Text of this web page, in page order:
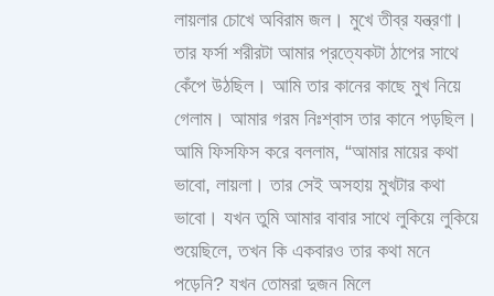
লায়লার চোখে অবিরাম জল। মুখে তীব্র যন্ত্রণা।
তার ফর্সা শরীরটা আমার প্রত্যেকটা ঠাপের সাথে
কেঁপে উঠছিল। আমি তার কানের কাছে মুখ নিয়ে
গেলাম। আমার গরম নিঃশ্বাস তার কানে পড়ছিল।
আমি ফিসফিস করে বললাম, “আমার মায়ের কথা
ভাবো, লায়লা। তার সেই অসহায় মুখটার কথা
ভাবো। যখন তুমি আমার বাবার সাথে লুকিয়ে লুকিয়ে
শুয়েছিলে, তখন কি একবারও তার কথা মনে
পড়েনি? যখন তোমরা দুজন মিলে